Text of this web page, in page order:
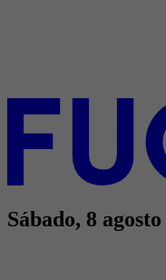
Sábado, 8